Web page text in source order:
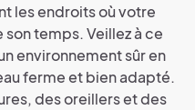
les endroits où votre
temps. Veillez à ce
environnement sûr en
ferme et bien adapté.
des oreillers et des